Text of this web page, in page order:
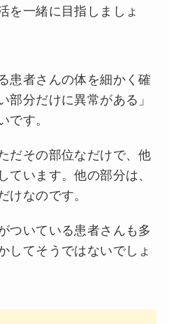
を一緒に目指しましょ
患者さんの体を細かく確
部分だけに異常がある」
です。
だその部位なだけで、他
ています。他の部分は、
けなのです。
ついている患者さんも多
してそうではないでしょ